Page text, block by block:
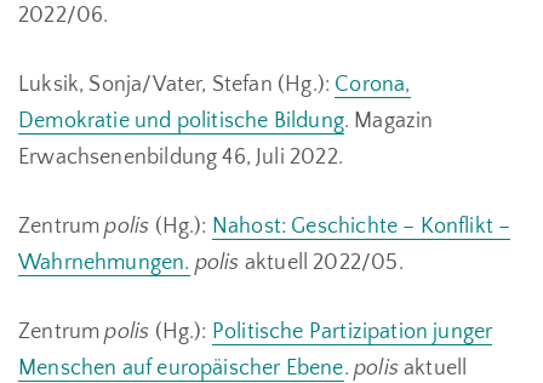
2022/06.
Luksik, Sonja/Vater, Stefan (Hg.): Corona,
Demokratie und politische Bildung. Magazin
Erwachsenenbildung 46, Juli 2022.
Zentrumpolis (Hg.): Nahost: Geschichte – Konflikt –
Wahrnehmungen. polis aktuell 2022/05.
Zentrumpolis (Hg.): Politische Partizipation junger
Menschen auf europäischer Ebene. polisaktuell